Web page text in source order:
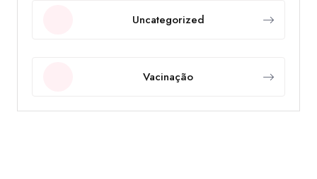
Uncategorized
Vacinação